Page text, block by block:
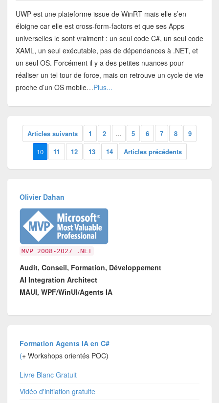
UWP est une plateforme issue de WinRT mais elle s’en
éloigne car elle est cross-form-factors et que ses Apps
universelles le sont vraiment : un seul code C#, un seul code
XAML, un seul exécutable, pas de dépendances à .NET, et
un seul OS. Forcément il y a des petites nuances pour
réaliser un tel tour de force, mais on retrouve un cycle de vie
proche d’un OS mobile…Plus...
Articles suivants 1 2 ... 5 6 7 8
9
10
11 12 13 14 Articles précédents
Olivier Dahan
MVP 2008-2027 .NET
Audit, Conseil, Formation, Développement
AI Integration Architect
MAUI, WPF/WinUI/Agents IA
Formation Agents IA en C#
(+ Workshops orientés POC)
Livre Blanc Gratuit
Vidéo d'initiation gratuite